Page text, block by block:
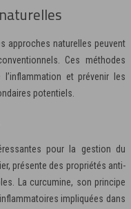
approches naturelles peuvent
Ces méthodes
et prévenir les
potentiels.
pour la gestion du
présente des propriétés anti-
La curcumine, son principe
impliquées dans